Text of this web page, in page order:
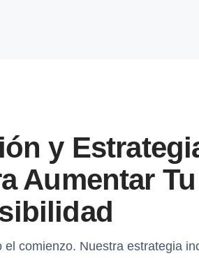
y
Aumentar Tu
comienzo. Nuestra estrategia